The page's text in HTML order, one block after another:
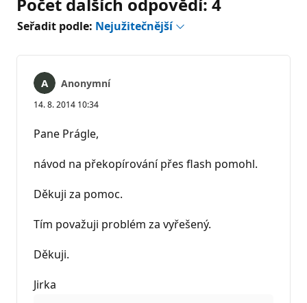
Seřadit podle: Nejužitečnější
Anonymní
14. 8. 2014 10:34
Pane Prágle,
návod na překopírování přes flash pomohl.
Děkuji za pomoc.
Tím považuji problém za vyřešený.
Děkuji.
Jirka